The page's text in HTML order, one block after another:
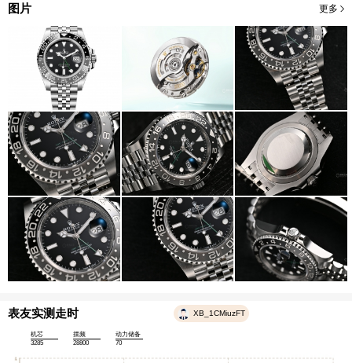
图片 更多
表友实测走时 XB_1CMiuzFT
机芯
3285
摆频
28800
动力储备
70